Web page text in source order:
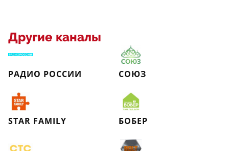
Другие каналы
РАДИО РОССИИ СОЮЗ
STAR FAMILY БОБЕР